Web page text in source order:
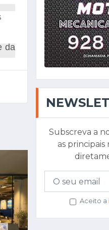
da
Subscreva a
as
Aceito a